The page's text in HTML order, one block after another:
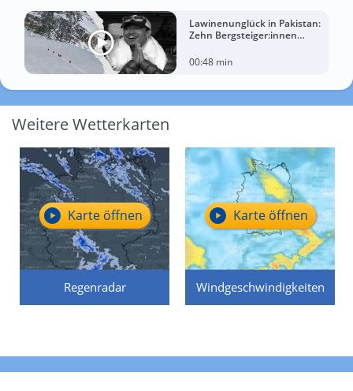
Lawinenunglück in Pakistan:
Zehn Bergsteiger:innen
00:48 min
Weitere Wetterkarten
Regenradar
Karte öffnen
Windgeschwindigkeiten
Karte öffnen